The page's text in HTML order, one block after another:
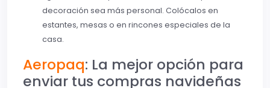
decoración sea más personal. Colócalos en
estantes, mesas o en rincones especiales de la
casa.
Aeropaq: La mejor opción para
enviar tus compras navideñas